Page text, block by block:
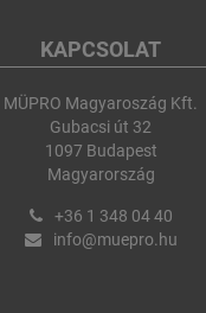
KAPCSOLAT
MÜPRO Magyaroszág Kft.
Gubacsi út 32
1097 Budapest
Magyarország
+36 1 348 04 40
info@muepro.hu